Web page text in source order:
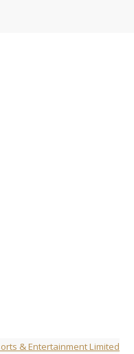
& Entertainment Limited